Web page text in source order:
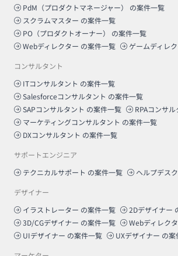
PdM（プロダクトマネージャー）
の案件一覧
スクラムマスター の案件一覧
PO（プロダクトオーナー）
の案件一覧
Webディレクター の案件一覧 ゲームディレ
コンサルタント
ITコンサルタント の案件一覧
Salesforceコンサルタント の案件一覧
SAPコンサルタント の案件一覧 RPAコンサル
マーケティングコンサルタント の案件一覧
DXコンサルタント の案件一覧
サポートエンジニア
テクニカルサポート の案件一覧 ヘルプデスク
デザイナー
イラストレーター の案件一覧 2Dデザイナー
3D/CGデザイナー の案件一覧 Webディレク
UIデザイナー の案件一覧 UXデザイナー の案